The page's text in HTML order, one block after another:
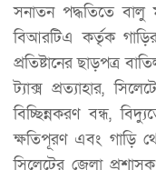
সনাতন পদ্ধতিতে
বিআরটিএ কর্তৃক গাড়ির
প্রতিষ্টানের ছাড়পত্র
ট্যাক্স প্রত্যাহার,
বিচ্ছিন্নকরণ বন্ধ,
ক্ষতিপূরণ এবং গাড়ি
সিলেটের জেলা